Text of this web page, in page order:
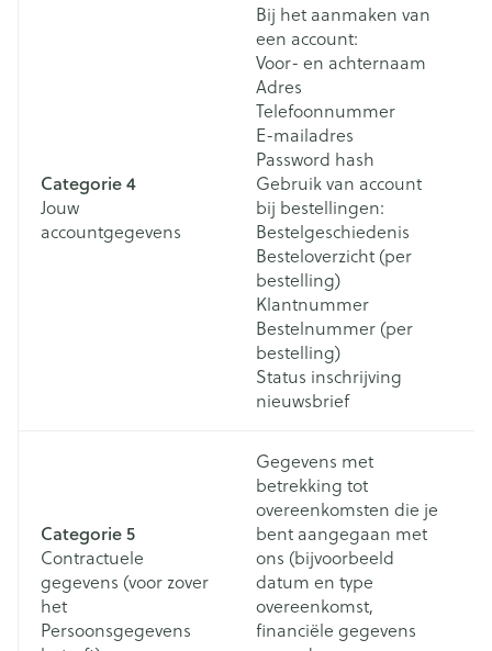
Categorie 4
Jouw
accountgegevens
Bij het aanmaken van
een account:
Voor- en achternaam
Adres
Telefoonnummer
E-mailadres
Password hash
Gebruik van account
bij bestellingen:
Bestelgeschiedenis
Besteloverzicht (per
bestelling)
Klantnummer
Bestelnummer (per
bestelling)
Status inschrijving
nieuwsbrief
Categorie 5
Contractuele
gegevens (voor zover
het
Persoonsgegevens
Gegevens met
betrekking tot
overeenkomsten die je
bent aangegaan met
ons (bijvoorbeeld
datum en type
overeenkomst,
financiële gegevens